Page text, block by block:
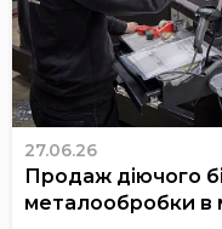
27.06.26
Продаж діючого
металообробки в